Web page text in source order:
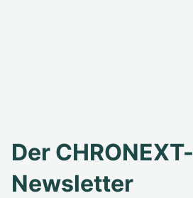
Der CHRONEXT-
Newsletter